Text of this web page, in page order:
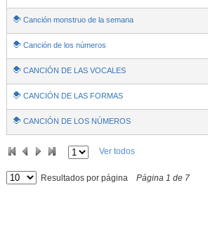
Canción monstruo de la semana
Canción de los números
CANCIÓN DE LAS VOCALES
CANCIÓN DE LAS FORMAS
CANCIÓN DE LOS NÚMEROS
Ver todos
Resultados por página Página 1 de 7